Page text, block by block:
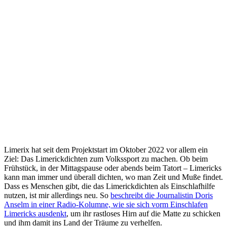
Limerix hat seit dem Projektstart im Oktober 2022 vor allem ein
Ziel: Das Limerickdichten zum Volkssport zu machen. Ob beim
Frühstück, in der Mittagspause oder abends beim Tatort – Limericks
kann man immer und überall dichten, wo man Zeit und Muße findet.
Dass es Menschen gibt, die das Limerickdichten als Einschlafhilfe
nutzen, ist mir allerdings neu. So beschreibt die Journalistin Doris
Anselm in einer Radio-Kolumne, wie sie sich vorm Einschlafen
Limericks ausdenkt, um ihr rastloses Hirn auf die Matte zu schicken
und ihm damit ins Land der Träume zu verhelfen.